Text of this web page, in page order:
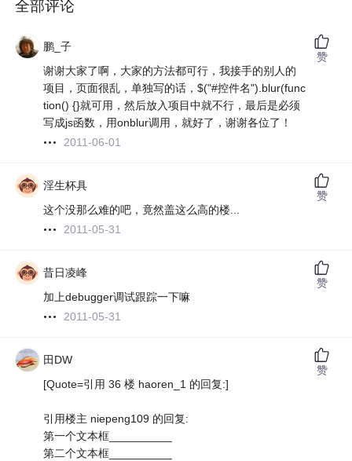
全部评论
鹏_子
谢谢大家了啊，大家的方法都可行，我接手的别人的
项目，页面很乱，单独写的话，$("#控件名").blur(func
tion() {}就可用，然后放入项目中就不行，最后是必须
写成js函数，用onblur调用，就好了，谢谢各位了！
2011-06-01
赞
淫生杯具
这个没那么难的吧，竟然盖这么高的楼...
2011-05-31
赞
昔日凌峰
加上debugger调试跟踪一下嘛
2011-05-31
赞
田DW
[Quote=引用 36 楼 haoren_1 的回复:]
引用楼主 niepeng109 的回复:
第一个文本框__________
第二个文本框__________
赞